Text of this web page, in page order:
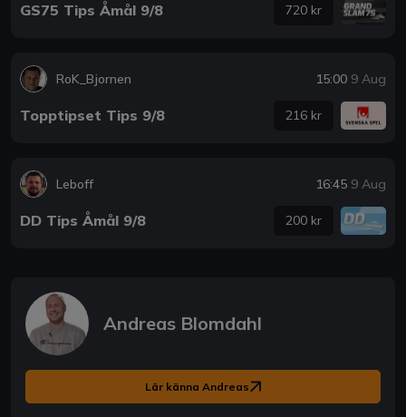
GS75 Tips Åmål 9/8 720 kr
RoK_Bjornen 15:00 9 Aug
Topptipset Tips 9/8 216 kr
Leboff 16:45 9 Aug
DD Tips Åmål 9/8 200 kr
Andreas Blomdahl
Lär känna Andreas